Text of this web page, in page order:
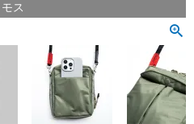
モス